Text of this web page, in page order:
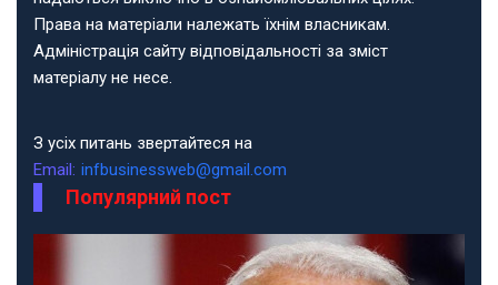
Права на матеріали належать їхнім власникам.
Адміністрація сайту відповідальності за зміст
матеріалу не несе.
З усіх питань звертайтеся на
Email: infbusinessweb@gmail.com
Популярний пост